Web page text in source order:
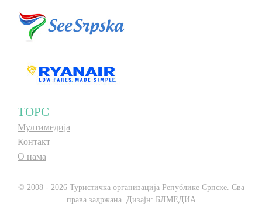
ТОРС
Мултимедија
Контакт
О нама
© 2008 - 2026 Туристичка организација Републике Српске. Сва
права задржана. Дизајн: БЛМЕДИА